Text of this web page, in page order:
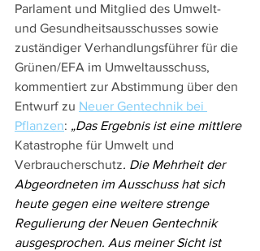
Parlament und Mitglied des Umwelt-
und Gesundheitsausschusses sowie
zuständiger Verhandlungsführer für die
Grünen/EFA im Umweltausschuss,
kommentiert zur Abstimmung über den
Entwurf zu Neuer Gentechnik bei
Pflanzen: „Das Ergebnis ist eine mittlere
Katastrophe für Umwelt und
Verbraucherschutz. Die Mehrheit der
Abgeordneten im Ausschuss hat sich
heute gegen eine weitere strenge
Regulierung der Neuen Gentechnik
ausgesprochen. Aus meiner Sicht ist